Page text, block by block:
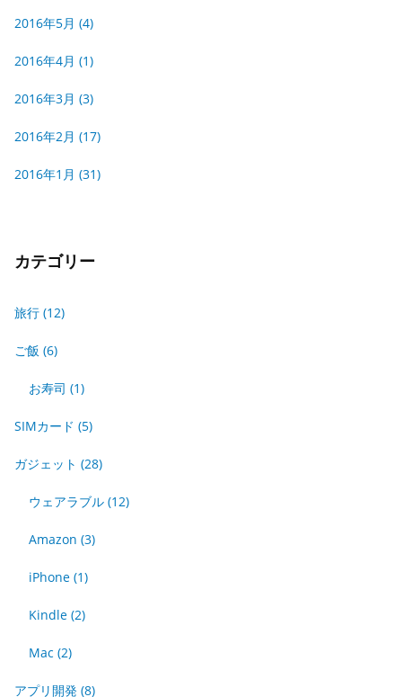
2016年5月 (4)
2016年4月 (1)
2016年3月 (3)
2016年2月 (17)
2016年1月 (31)
カテゴリー
旅行 (12)
ご飯 (6)
お寿司 (1)
SIMカード (5)
ガジェット (28)
ウェアラブル (12)
Amazon (3)
iPhone (1)
Kindle (2)
Mac (2)
アプリ開発 (8)